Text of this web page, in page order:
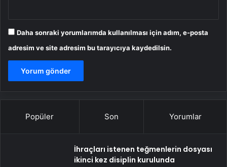
Daha sonraki yorumlarımda kullanılması için adım, e-posta
adresim ve site adresim bu tarayıcıya kaydedilsin.
Popüler Son Yorumlar
İhraçları istenen teğmenlerin dosyası
ikinci kez disiplin kurulunda